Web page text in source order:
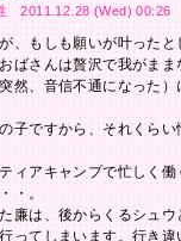
2011.12.28 (Wed) 00:26
、もしも願いが叶った
ばさんは贅沢で我がま
然、音信不通になった
子ですから、それくらい
ィアキャンプで忙しく
・。
廉は、後からくるシュ
ってしまいます。行き